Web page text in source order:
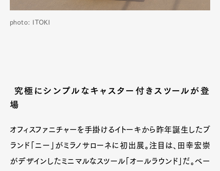
photo: ITOKI
究極にシンプルなキャスター付きスツールが登
場
オフィスファニチャーを手掛けるイトーキから昨年誕生したブ
ランド「ニー」がミラノサローネに初出展。注目は、田幸宏崇
がデザインしたミニマルなスツール「オールラウンド」だ。ベー